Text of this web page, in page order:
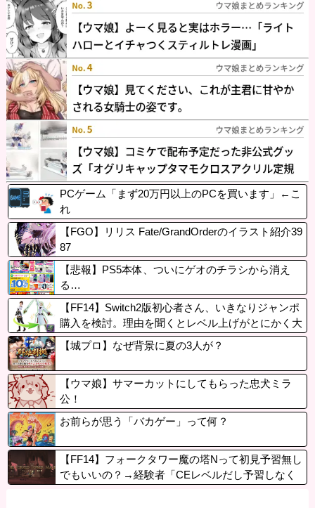
PCゲーム「まず20万円以上のPCを買います」←こ
れ
【FGO】リリス Fate/GrandOrderのイラスト紹介39
87
【悲報】PS5本体、ついにゲオのチラシから消え
る…
【FF14】Switch2版初心者さん、いきなりジャンポ
購入を検討。理由を聞くとレベル上げがとにかく大
変なDQ10からの移民だった件
【城プロ】なぜ背景に夏の3人が？
【ウマ娘】サマーカットにしてもらった忠犬ミラ
公！
お前らが思う「バカゲー」って何？
【FF14】フォークタワー魔の塔Nって初見予習無し
でもいいの？→経験者「CEレベルだし予習しなく